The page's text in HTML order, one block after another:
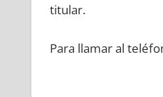
titular.
Para llamar al